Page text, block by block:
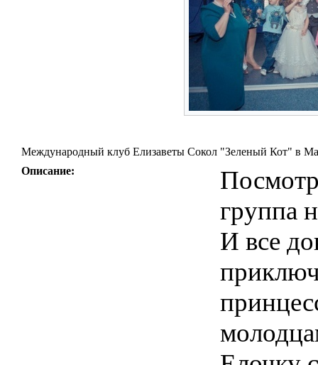
Международный клуб Елизаветы Сокол "Зеленый Кот" в
Описание:
группа
И все